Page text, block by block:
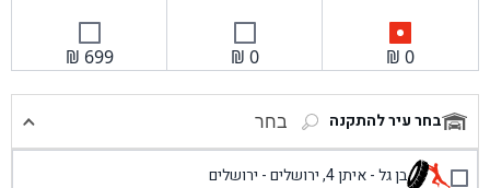
₪ 0
₪ 0
₪ 699
בחר עיר להתקנה בחר
בן גל - איתן 4, ירושלים - ירושלים